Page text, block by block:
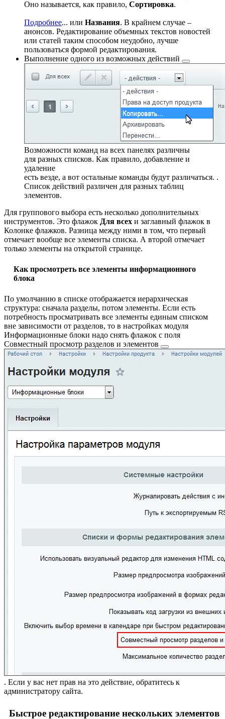
Оно называется, как правило, Сортировка.
Подробнее... или Названия. В крайнем случае –
анонсов. Редактирование объемных текстов новостей
или статей таким способом неудобно, лучше
пользоваться формой редактирования.
Выполнение одного из возможных действий
Возможности команд на всех панелях различны
для разных списков. Как правило, добавление и
удаление
есть везде, а вот остальные команды будут различаться. .
Список действий различен для разных таблиц
элементов.
Для группового выбора есть несколько дополнительных
инструментов. Это флажок Для всех и заглавный флажок в
Колонке флажков. Разница между ними в том, что первый
отмечает вообще все элементы списка. А второй отмечает
только элементы на открытой странице.
Как просмотреть все элементы информационного
блока
По умолчанию в списке отображается иерархическая
структура: сначала разделы, потом элементы. Если есть
потребность просматривать все элементы единым списком
вне зависимости от разделов, то в настройках модуля
Информационные блоки надо снять флажок с поля
Совместный просмотр разделов и элементов
. Если у вас нет прав на это действие, обратитесь к
администратору сайта.
Быстрое редактирование нескольких элементов